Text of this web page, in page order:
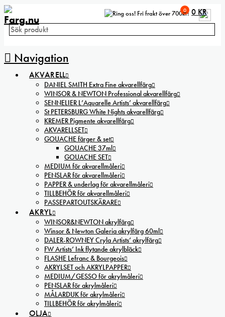
Fri frakt över 700kr!
Navigation
0 0 KR
AKVARELL
DANIEL SMITH Extra Fine akvarellfärg
WINSOR & NEWTON Professional akvarellfärg
SENNELIER L’Aquarelle Artists’ akvarellfärg
St PETERSBURG White Nights akvarellfärg
KREMER Pigmente akvarellfärg
AKVARELLSET
GOUACHE färger & set
GOUACHE 37ml
GOUACHE SET
MEDIUM för akvarellmåleri
PENSLAR för akvarellmåleri
PAPPER & underlag för akvarellmåleri
TILLBEHÖR för akvarellmåleri
PASSEPARTOUTSKÄRARE
AKRYL
WINSOR&NEWTON akrylfärg
Winsor & Newton Galeria akrylfärg 60ml
DALER-ROWNEY Cryla Artists’ akrylfärg
FW Artists’ Ink flytande akrylbläck
FLASHE Lefranc & Bourgeois
AKRYLSET och AKRYLPAPPER
MEDIUM/GESSO för akrylmåleri
PENSLAR för akrylmåleri
MÅLARDUK för akrylmåleri
TILLBEHÖR för akrylmåleri
OLJA